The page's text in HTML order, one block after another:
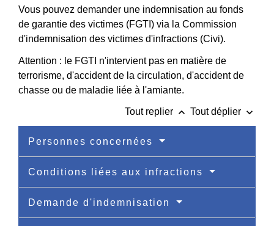
Vous pouvez demander une indemnisation au fonds
de garantie des victimes (FGTI) via la Commission
d'indemnisation des victimes d'infractions (Civi).
Attention : le FGTI n'intervient pas en matière de
terrorisme, d'accident de la circulation, d'accident de
chasse ou de maladie liée à l'amiante.
Tout replier keyboard_arrow_up Tout déplier keyboard_arrow_down
Personnes concernées
Conditions liées aux infractions
Demande d'indemnisation